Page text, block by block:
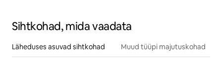
Sihtkohad, mida vaadata
Läheduses asuvad sihtkohad Muud tüüpi majutuskohad